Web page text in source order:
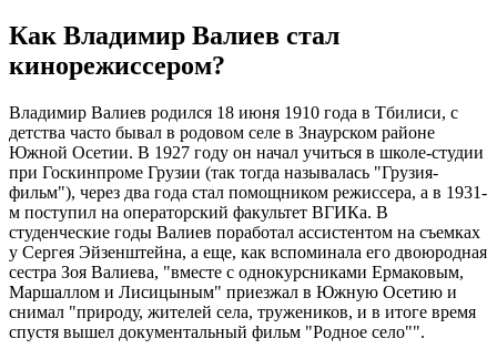
Как Владимир Валиев стал
кинорежиссером?
Владимир Валиев родился 18 июня 1910 года в Тбилиси, с
детства часто бывал в родовом селе в Знаурском районе
Южной Осетии. В 1927 году он начал учиться в школе-студии
при Госкинпроме Грузии (так тогда называлась "Грузия-
фильм"), через два года стал помощником режиссера, а в 1931-
м поступил на операторский факультет ВГИКа. В
студенческие годы Валиев поработал ассистентом на съемках
у Сергея Эйзенштейна, а еще, как вспоминала его двоюродная
сестра Зоя Валиева, "вместе с однокурсниками Ермаковым,
Маршаллом и Лисицыным" приезжал в Южную Осетию и
снимал "природу, жителей села, тружеников, и в итоге время
спустя вышел документальный фильм "Родное село"".